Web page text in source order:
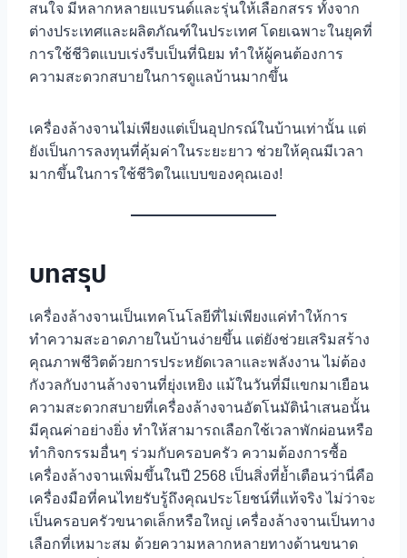
สนใจ มีหลากหลายแบรนด์และรุ่นให้เลือกสรร ทั้งจาก
ต่างประเทศและผลิตภัณฑ์ในประเทศ โดยเฉพาะในยุคที่
การใช้ชีวิตแบบเร่งรีบเป็นที่นิยม ทำให้ผู้คนต้องการ
ความสะดวกสบายในการดูแลบ้านมากขึ้น
เครื่องล้างจานไม่เพียงแต่เป็นอุปกรณ์ในบ้านเท่านั้น แต่
ยังเป็นการลงทุนที่คุ้มค่าในระยะยาว ช่วยให้คุณมีเวลา
มากขึ้นในการใช้ชีวิตในแบบของคุณเอง!
บทสรุป
เครื่องล้างจานเป็นเทคโนโลยีที่ไม่เพียงแค่ทำให้การ
ทำความสะอาดภายในบ้านง่ายขึ้น แต่ยังช่วยเสริมสร้าง
คุณภาพชีวิตด้วยการประหยัดเวลาและพลังงาน ไม่ต้อง
กังวลกับงานล้างจานที่ยุ่งเหยิง แม้ในวันที่มีแขกมาเยือน
ความสะดวกสบายที่เครื่องล้างจานอัตโนมัตินำเสนอนั้น
มีคุณค่าอย่างยิ่ง ทำให้สามารถเลือกใช้เวลาพักผ่อนหรือ
ทำกิจกรรมอื่นๆ ร่วมกับครอบครัว ความต้องการซื้อ
เครื่องล้างจานเพิ่มขึ้นในปี 2568 เป็นสิ่งที่ย้ำเตือนว่านี่คือ
เครื่องมือที่คนไทยรับรู้ถึงคุณประโยชน์ที่แท้จริง ไม่ว่าจะ
เป็นครอบครัวขนาดเล็กหรือใหญ่ เครื่องล้างจานเป็นทาง
เลือกที่เหมาะสม ด้วยความหลากหลายทางด้านขนาด